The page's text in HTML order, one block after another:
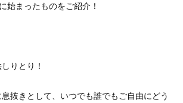
始まったものをご紹介！
りとり！
抜きとして、いつでも誰でもご自由にどう